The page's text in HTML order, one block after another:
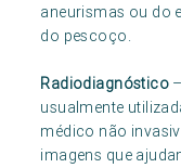
aneurismas ou do
do pescoço.
Radiodiagnóstico
usualmente
médico não
imagens que